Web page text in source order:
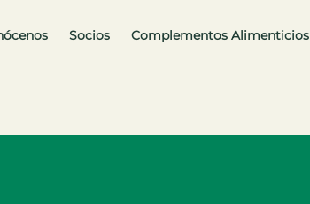
Socios Complementos Alimenticios